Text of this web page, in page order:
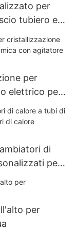
per
tubiero e
per
elettrico per
JJ
di
per
per